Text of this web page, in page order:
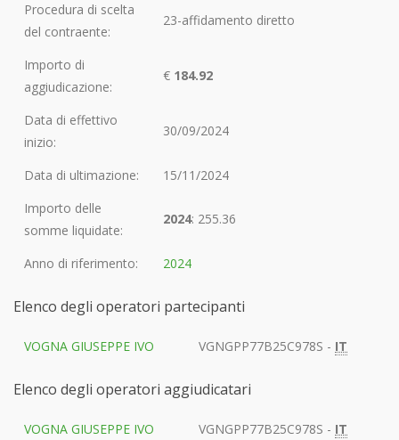
Procedura di scelta
del contraente:
23-affidamento diretto
Importo di
aggiudicazione:
€ 184.92
Data di effettivo
inizio:
30/09/2024
Data di ultimazione:
15/11/2024
Importo delle
somme liquidate:
2024: 255.36
Anno di riferimento: 2024
Elenco degli operatori partecipanti
VOGNA GIUSEPPE IVO VGNGPP77B25C978S - IT
Elenco degli operatori aggiudicatari
VOGNA GIUSEPPE IVO VGNGPP77B25C978S - IT